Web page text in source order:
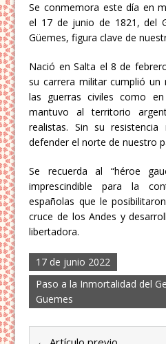
Se conmemora este día en
el 17 de junio de 1821, del
Güemes, figura clave de
Nació en Salta el 8 de
su carrera militar cumplió
las guerras civiles como
mantuvo al territorio
realistas. Sin su
defender el norte de nuestro
Se recuerda al “héroe
imprescindible para la
españolas que le
cruce de los Andes y
libertadora.
17 de junio 2022
Paso a la Inmortalidad del
Guemes